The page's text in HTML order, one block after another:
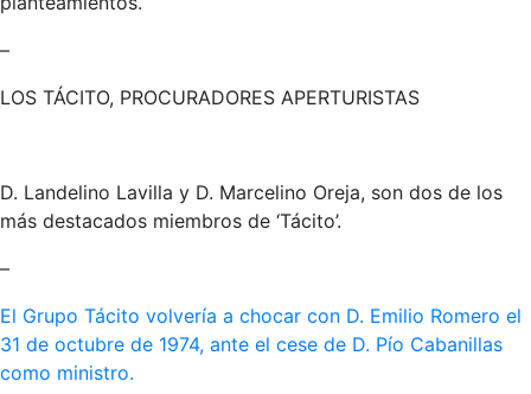
–
LOS TÁCITO, PROCURADORES APERTURISTAS
D. Landelino Lavilla y D. Marcelino Oreja, son dos de los
más destacados miembros de ‘Tácito’.
–
El Grupo Tácito volvería a chocar con D. Emilio Romero el
31 de octubre de 1974, ante el cese de D. Pío Cabanillas
como ministro.